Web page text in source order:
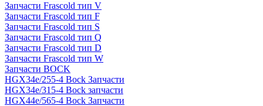
Запчасти Frascold тип V
Запчасти Frascold тип F
Запчасти Frascold тип S
Запчасти Frascold тип Q
Запчасти Frascold тип D
Запчасти Frascold тип W
Запчасти BOCK
HGX34e/255-4 Bock Запчасти
HGX34e/315-4 Bock запчасти
HGX44e/565-4 Bock Запчасти